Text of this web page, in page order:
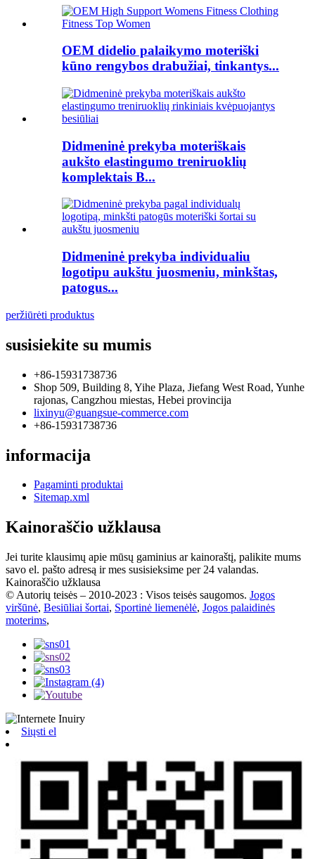
OEM didelio palaikymo moteriški
kūno rengybos drabužiai, tinkantys...
Didmeninė prekyba moteriškais
aukšto elastingumo treniruoklių
komplektais B...
Didmeninė prekyba individualiu
logotipu aukštu juosmeniu, minkštas,
patogus...
peržiūrėti produktus
susisiekite su mumis
+86-15931738736
Shop 509, Building 8, Yihe Plaza, Jiefang West Road, Yunhe
rajonas, Cangzhou miestas, Hebei provincija
lixinyu@guangsue-commerce.com
+86-15931738736
informacija
Pagaminti produktai
Sitemap.xml
Kainoraščio užklausa
Jei turite klausimų apie mūsų gaminius ar kainoraštį, palikite mums
savo el. pašto adresą ir mes susisieksime per 24 valandas.
Kainoraščio užklausa
© Autorių teisės – 2010-2023 : Visos teisės saugomos. Jogos
viršūnė, Besiūliai šortai, Sportinė liemenėlė, Jogos palaidinės
moterims,
Siųsti el